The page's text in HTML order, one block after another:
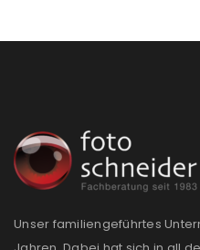
Unser familiengeführtes